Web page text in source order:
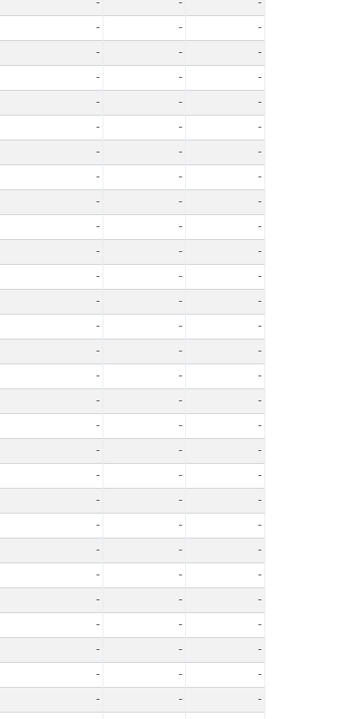
- -
-
- -
-
- -
-
- -
-
- -
-
- -
-
- -
-
- -
-
- -
-
- -
-
- -
-
- -
-
- -
-
- -
-
- -
-
- -
-
- -
-
- -
-
- -
-
- -
-
- -
-
- -
-
- -
-
- -
-
- -
-
- -
-
- -
-
- -
-